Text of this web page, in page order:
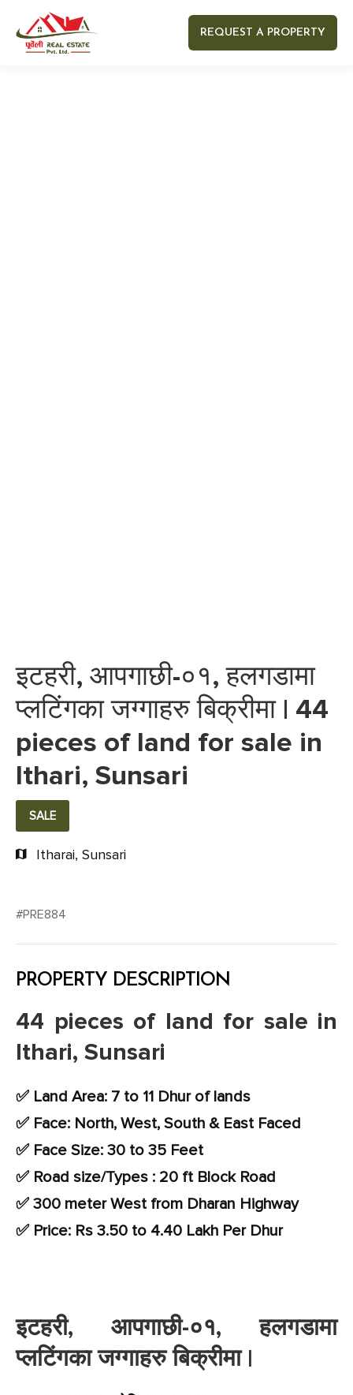
REQUEST A PROPERTY
इटहरी, आपगाछी-०१, हलगडामा
प्लटिंगका जग्गाहरु बिक्रीमा | 44
pieces of land for sale in
Ithari, Sunsari
SALE
Itharai, Sunsari
#PRE884
PROPERTY DESCRIPTION
44 pieces of land for sale in
Ithari, Sunsari
✅ Land Area: 7 to 11 Dhur of lands
✅ Face: North, West, South & East Faced
✅ Face Size: 30 to 35 Feet
✅ Road size/Types : 20 ft Block Road
✅ 300 meter West from Dharan Highway
✅ Price: Rs 3.50 to 4.40 Lakh Per Dhur
इटहरी, आपगाछी-०१, हलगडामा
प्लटिंगका जग्गाहरु बिक्रीमा |